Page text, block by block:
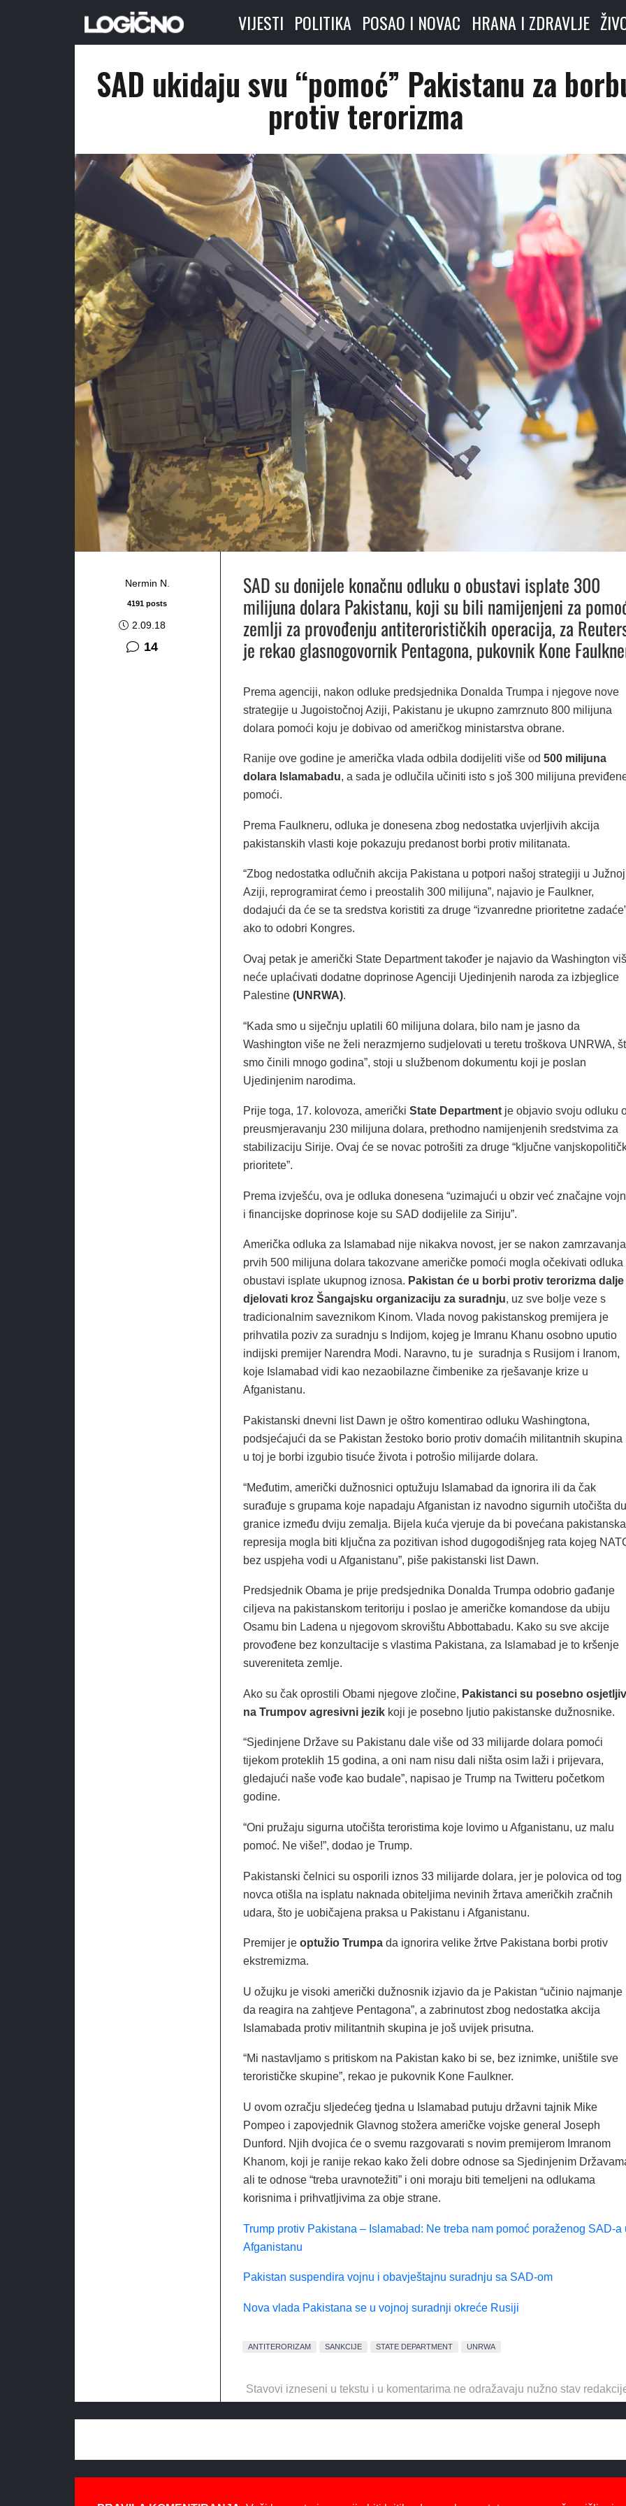
VIJESTI POLITIKA POSAO I NOVAC HRANA I ZDRAVLJE
SAD ukidaju svu “pomoć” Pakistanu za
protiv terorizma
Nermin N.
4191 posts
2.09.18
14komentara
SAD su donijele konačnu odluku o obustavi isplate 300
milijuna dolara Pakistanu, koji su bili namijenjeni za
zemlji za provođenju antiterorističkih operacija, za
je rekao glasnogovornik Pentagona, pukovnik Kone
Prema agenciji, nakon odluke predsjednika Donalda Trumpa i njegove nove
strategije u Jugoistočnoj Aziji, Pakistanu je ukupno zamrznuto 800 milijuna
dolara pomoći koju je dobivao od američkog ministarstva obrane.
Ranije ove godine je američka vlada odbila dodijeliti više od 500 milijuna
dolara Islamabadu, a sada je odlučila učiniti isto s još 300 milijuna
pomoći.
Prema Faulkneru, odluka je donesena zbog nedostatka uvjerljivih akcija
pakistanskih vlasti koje pokazuju predanost borbi protiv militanata.
“Zbog nedostatka odlučnih akcija Pakistana u potpori našoj strategiji u Južnoj
Aziji, reprogramirat ćemo i preostalih 300 milijuna”, najavio je Faulkner,
dodajući da će se ta sredstva koristiti za druge “izvanredne prioritetne
ako to odobri Kongres.
Ovaj petak je američki State Department također je najavio da Washington
neće uplaćivati dodatne doprinose Agenciji Ujedinjenih naroda za izbjeglice
Palestine (UNRWA).
“Kada smo u siječnju uplatili 60 milijuna dolara, bilo nam je jasno da
Washington više ne želi nerazmjerno sudjelovati u teretu troškova UNRWA,
smo činili mnogo godina”, stoji u službenom dokumentu koji je poslan
Ujedinjenim narodima.
Prije toga, 17. kolovoza, američki State Departmentje objavio svoju odluku
preusmjeravanju 230 milijuna dolara, prethodno namijenjenih sredstvima za
stabilizaciju Sirije. Ovaj će se novac potrošiti za druge “ključne
prioritete”.
Prema izvješću, ova je odluka donesena “uzimajući u obzir već značajne
i financijske doprinose koje su SAD dodijelile za Siriju”.
Američka odluka za Islamabad nije nikakva novost, jer se nakon zamrzavanja
prvih 500 milijuna dolara takozvane američke pomoći mogla očekivati odluka
obustavi isplate ukupnog iznosa. Pakistan će u borbi protiv terorizma dalje
djelovati kroz Šangajsku organizaciju za suradnju, uz sve bolje veze s
tradicionalnim saveznikom Kinom. Vlada novog pakistanskog premijera je
prihvatila poziv za suradnju s Indijom, kojeg je Imranu Khanu osobno uputio
indijski premijer Narendra Modi. Naravno, tu je suradnja s Rusijom i Iranom,
koje Islamabad vidi kao nezaobilazne čimbenike za rješavanje krize u
Afganistanu.
Pakistanski dnevni list Dawn je oštro komentirao odluku Washingtona,
podsjećajući da se Pakistan žestoko borio protiv domaćih militantnih skupina
u toj je borbi izgubio tisuće života i potrošio milijarde dolara.
“Međutim, američki dužnosnici optužuju Islamabad da ignorira ili da čak
surađuje s grupama koje napadaju Afganistan iz navodno sigurnih utočišta
granice između dviju zemalja. Bijela kuća vjeruje da bi povećana pakistanska
represija mogla biti ključna za pozitivan ishod dugogodišnjeg rata kojeg
bez uspjeha vodi u Afganistanu”, piše pakistanski list Dawn.
Predsjednik Obama je prije predsjednika Donalda Trumpa odobrio gađanje
ciljeva na pakistanskom teritoriju i poslao je američke komandose da ubiju
Osamu bin Ladena u njegovom skrovištu Abbottabadu. Kako su sve akcije
provođene bez konzultacije s vlastima Pakistana, za Islamabad je to kršenje
suvereniteta zemlje.
Ako su čak oprostili Obami njegove zločine, Pakistanci su posebno
na Trumpov agresivni jezikkoji je posebno ljutio pakistanske dužnosnike.
“Sjedinjene Države su Pakistanu dale više od 33 milijarde dolara pomoći
tijekom proteklih 15 godina, a oni nam nisu dali ništa osim laži i prijevara,
gledajući naše vođe kao budale”, napisao je Trump na Twitteru početkom
godine.
“Oni pružaju sigurna utočišta teroristima koje lovimo u Afganistanu, uz malu
pomoć. Ne više!”, dodao je Trump.
Pakistanski čelnici su osporili iznos 33 milijarde dolara, jer je polovica od tog
novca otišla na isplatu naknada obiteljima nevinih žrtava američkih zračnih
udara, što je uobičajena praksa u Pakistanu i Afganistanu.
Premijer je optužio Trumpada ignorira velike žrtve Pakistana borbi protiv
ekstremizma.
U ožujku je visoki američki dužnosnik izjavio da je Pakistan “učinio najmanje
da reagira na zahtjeve Pentagona”, a zabrinutost zbog nedostatka akcija
Islamabada protiv militantnih skupina je još uvijek prisutna.
“Mi nastavljamo s pritiskom na Pakistan kako bi se, bez iznimke, uništile sve
terorističke skupine”, rekao je pukovnik Kone Faulkner.
U ovom ozračju sljedećeg tjedna u Islamabad putuju državni tajnik Mike
Pompeo i zapovjednik Glavnog stožera američke vojske general Joseph
Dunford. Njih dvojica će o svemu razgovarati s novim premijerom Imranom
Khanom, koji je ranije rekao kako želi dobre odnose sa Sjedinjenim
ali te odnose “treba uravnotežiti” i oni moraju biti temeljeni na odlukama
korisnima i prihvatljivima za obje strane.
Trump protiv Pakistana – Islamabad: Ne treba nam pomoć poraženog SAD-a
Afganistanu
Pakistan suspendira vojnu i obavještajnu suradnju sa SAD-om
Nova vlada Pakistana se u vojnoj suradnji okreće Rusiji
ANTITERORIZAM SANKCIJE STATE DEPARTMENT UNRWA
Stavovi izneseni u tekstu i u komentarima ne odražavaju nužno stav